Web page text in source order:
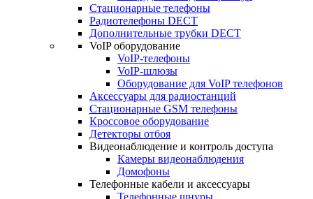
Стационарные телефоны
Радиотелефоны DECT
Дополнительные трубки DECT
VoIP оборудование
VoIP-телефоны
VoIP-шлюзы
Оборудование для VoIP телефонов
Аксессуары для радиостанций
Стационарные GSM телефоны
Кроссовое оборудование
Детекторы отбоя
Видеонаблюдение и контроль доступа
Камеры видеонаблюдения
Домофоны
Телефонные кабели и аксессуары